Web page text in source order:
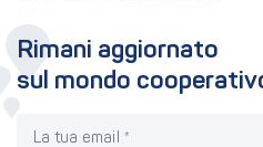
Rimani aggiornato
sul mondo